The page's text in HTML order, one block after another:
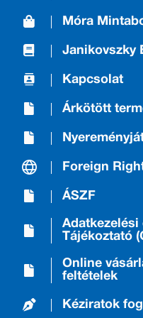
Móra
Janikovszky
Kapcsolat
Árkötött
Foreign
ÁSZF
Adatkezelési
Tájékoztató
Online
feltételek
Kéziratok